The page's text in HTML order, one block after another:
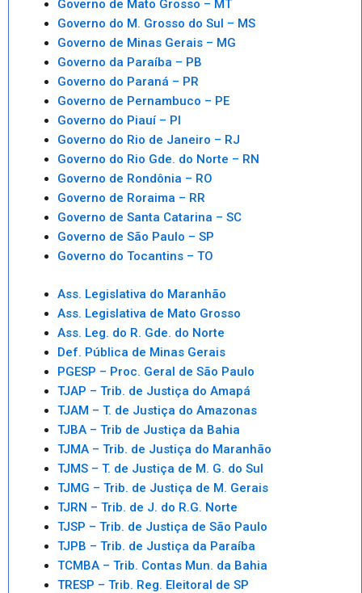
Governo de Mato Grosso – MT
Governo do M. Grosso do Sul – MS
Governo de Minas Gerais – MG
Governo da Paraíba – PB
Governo do Paraná – PR
Governo de Pernambuco – PE
Governo do Piauí – PI
Governo do Rio de Janeiro – RJ
Governo do Rio Gde. do Norte – RN
Governo de Rondônia – RO
Governo de Roraima – RR
Governo de Santa Catarina – SC
Governo de São Paulo – SP
Governo do Tocantins – TO
Ass. Legislativa do Maranhão
Ass. Legislativa de Mato Grosso
Ass. Leg. do R. Gde. do Norte
Def. Pública de Minas Gerais
PGESP – Proc. Geral de São Paulo
TJAP – Trib. de Justiça do Amapá
TJAM – T. de Justiça do Amazonas
TJBA – Trib de Justiça da Bahia
TJMA – Trib. de Justiça do Maranhão
TJMS – T. de Justiça de M. G. do Sul
TJMG – Trib. de Justiça de M. Gerais
TJRN – Trib. de J. do R.G. Norte
TJSP – Trib. de Justiça de São Paulo
TJPB – Trib. de Justiça da Paraíba
TCMBA – Trib. Contas Mun. da Bahia
TRESP – Trib. Reg. Eleitoral de SP